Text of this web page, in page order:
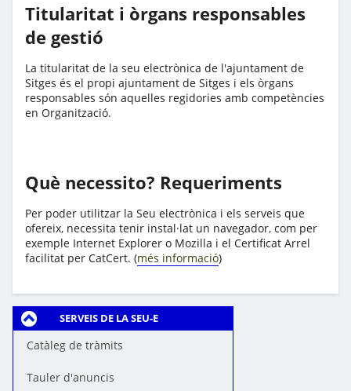
SERVEIS DE LA SEU-E
Catàleg de tràmits
Tauler d'anuncis
Titularitat i òrgans responsables
de gestió
La titularitat de la seu electrònica de l'ajuntament de
Sitges és el propi ajuntament de Sitges i els òrgans
responsables són aquelles regidories amb competències
en Organització.
Què necessito? Requeriments
Per poder utilitzar la Seu electrònica i els serveis que
ofereix, necessita tenir instal·lat un navegador, com per
exemple Internet Explorer o Mozilla i el Certificat Arrel
facilitat per CatCert. (més informació)